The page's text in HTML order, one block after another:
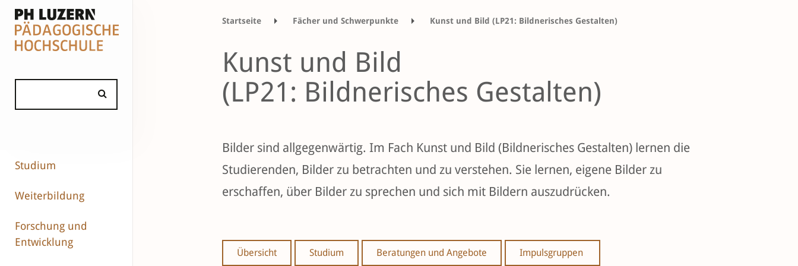
Studium
Weiterbildung
Forschung und
Entwicklung
Startseite Fächer und Schwerpunkte Kunst und Bild (LP21: Bildnerisches Gestalten)
Kunst und Bild
(LP21: Bildnerisches Gestalten)
Bilder sind allgegenwärtig. Im Fach Kunst und Bild (Bildnerisches Gestalten) lernen die
Studierenden, Bilder zu betrachten und zu verstehen. Sie lernen, eigene Bilder zu
erschaffen, über Bilder zu sprechen und sich mit Bildern auszudrücken.
Übersicht Studium Beratungen und Angebote Impulsgruppen